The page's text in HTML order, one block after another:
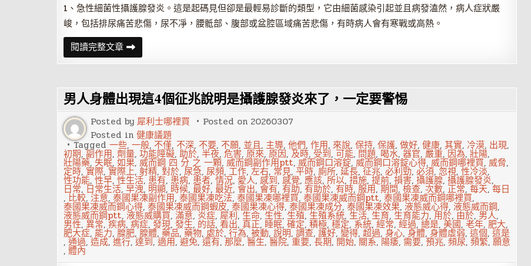
1、急性細菌性攝護腺發炎。這是起碼見但卻是最輕易診斷的類型，它由細菌感染引起並且病發溘然，病人症狀嚴
峻，包括排尿痛苦悲傷，尿不凈，腰骶部、腹部或盆腔區域痛苦悲傷，有時病人會有寒戰或高熱。
閱讀完整文章攝
護
腺
的
類
型
男人身體出現這4個征兆說明是攝護腺發炎來了，一定要警惕
Posted by 犀利士哪裡買 Posted on 20260307
Posted in 健康議題
Tagged 一些, 一般, 不僅, 不深, 不要, 不願, 並且, 主導, 他們, 作用, 來說, 保持, 保護, 做好, 健康, 其實, 冷漠, 出現,
初期,副作用, 劑量, 功能障礙, 助於, 半夜, 危害, 原來, 原因,及時,受到, 可能,問題,喝水,器官,嚴重,因為, 壯陽,
壯陽藥,失眠, 如果, 威而鋼 四 分 之 一顆,威而鋼副作用ptt, 威而鋼口溶錠,威而鋼口溶錠心得,威而鋼哪裡買,威脅,
定時,實際,實際上, 射精,對於,尿急, 尿頻,工作,左右,常見,平時,廁所,延長,征兆,必利勁,必須,忽視,性冷淡,
性功能,性早,性生活,患有,患病, 患者, 情況, 愛人, 感到, 感覺, 應該,所以, 措施, 提前,損害, 攝護腺,攝護腺發炎,
日常,日常生活, 早洩, 明顯, 時候, 最好, 最近, 會出, 會有, 有助, 有助於,有時,服用,期間,檢查,次數, 正常,每天,每日
, 比較,注意, 泰國果凍副作用,泰國果凍吃法, 泰國果凍哪裡買,泰國果凍威而鋼ptt,泰國果凍威而鋼哪裡買,
泰國果凍威而鋼心得,泰國果凍威而鋼蝦皮,泰國果凍心得, 泰國果凍成分,泰國果凍效果,液態威心得,液態威而鋼,
液態威而鋼ptt,液態威購買, 滿意,炎症,犀利,生命,生性,生殖,生殖系統,生活,生育,生育能力,用於,由於,男人,
男性,異常,疾病,病症,發現, 發生, 的話, 看出, 真正, 睡眠, 確定, 積極,穩定, 系統, 經常, 經過,總是,美國,老年,肥大,
肥大症,能力,腺肥,腺體,藥品,藥物,處於,行為,被動, 說明, 調查,護好,變得, 超過, 身心, 身體,身體虛弱, 這個,這是
,通過,造成,進行,達到,適用,避免,還有,那麼,醫生,醫院,重要,長期,開始,關系,陽痿,需要,預兆,頻尿,頻繁,願意
, 體內